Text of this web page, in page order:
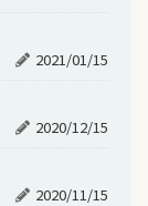
2021/01/15
2020/12/15
2020/11/15